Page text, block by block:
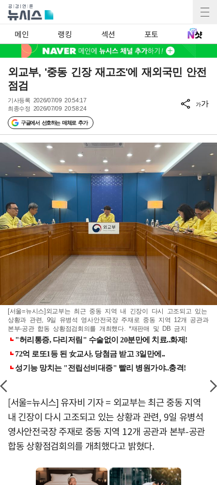
메인 랭킹 섹션 포토
외교부, '중동 긴장 재고조'에 재외국민 안전
점검
기사등록 2026/07/09 20:54:17
최종수정 2026/07/09 20:58:24
구글에서 선호하는 매체로 추가
가가
[서울=뉴시스]외교부는 최근 중동 지역 내 긴장이 다시 고조되고 있는
상황과 관련, 9일 유병석 영사안전국장 주재로 중동 지역 12개 공관과
본부-공관 합동 상황점검회의를 개최했다. *재판매 및 DB 금지
[서울=뉴시스] 유자비 기자 = 외교부는 최근 중동 지역
내 긴장이 다시 고조되고 있는 상황과 관련, 9일 유병석
영사안전국장 주재로 중동 지역 12개 공관과 본부-공관
합동 상황점검회의를 개최했다고 밝혔다.